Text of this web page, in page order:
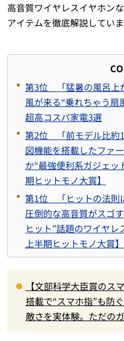
高音質ワイヤレスイヤホン
アイテムを徹底解説していま
第3位 「猛暑の風呂上
風が来る“乗れちゃう
超高コスパ家電3選
第2位 「前モデル比約
図機能を搭載したファ
か“最強便利系ガジェッ
期ヒットモノ大賞】
第1位 「ヒットの法則
圧倒的な高音質がスゴ
ヒット”話題のワイヤ
上半期ヒットモノ大賞】
【文部科学大臣賞のス
搭載で“スマホ指”も防
敵さを実体験。ただの